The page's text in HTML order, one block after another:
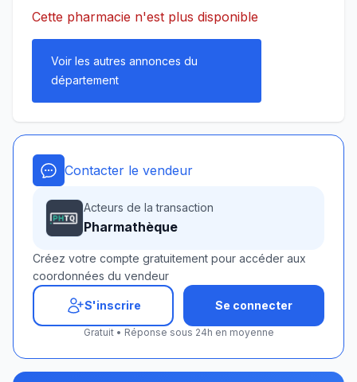
Cette pharmacie n'est plus disponible
Voir les autres annonces du
département
Contacter le vendeur
Acteurs de la transaction
Pharmathèque
Créez votre compte gratuitement pour accéder aux
coordonnées du vendeur
S'inscrire Se connecter
Gratuit • Réponse sous 24h en moyenne